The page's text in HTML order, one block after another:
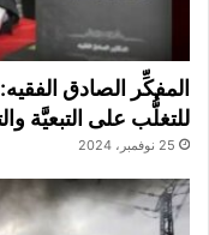
المفكِّر الصادق
للتغلُّب على التبعيَّة
25 نوفمبر، 2024